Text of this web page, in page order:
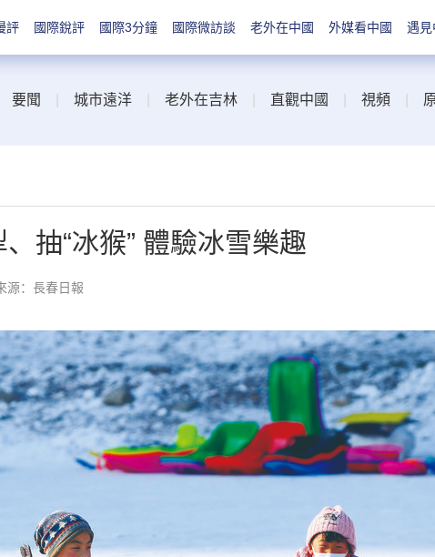
評 國際銳評 國際3分鐘 國際微訪談 老外在中國 外媒看中國 遇見
要聞 城市遠洋 老外在吉林 直觀中國 視頻
抽“冰猴” 體驗冰雪樂趣
源： 長春日報